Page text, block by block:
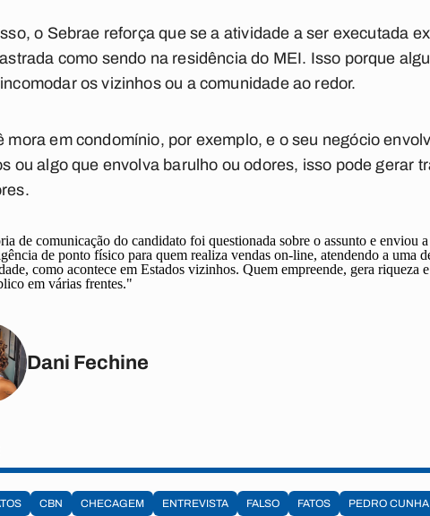
o Sebrae reforça que se a atividade a ser executada
como sendo na residência do MEI. Isso porque
os vizinhos ou a comunidade ao redor.
mora em condomínio, por exemplo, e o seu negócio
ou algo que envolva barulho ou odores, isso pode gerar
de comunicação do candidato foi questionada sobre o assunto e enviou
de ponto físico para quem realiza vendas on-line, atendendo a uma
como acontece em Estados vizinhos. Quem empreende, gera riqueza
em várias frentes."
Dani Fechine
CBN CHECAGEM ENTREVISTA FALSO FATOS PEDRO